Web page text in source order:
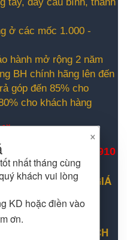
ở các mốc 1.000 -
hành mở rộng 2 năm
BH chính hãng lên đến
góp đến 85% cho
cho khách hàng
Hotline: 0886 039910
CHƯƠNG TRÌNH GIÁ
ƯU ĐÃI QUÀ
THỜI ĐIỂM KHÁCH
×
nhất tháng cùng
khách vui lòng
KD hoặc điền vào
ơn.